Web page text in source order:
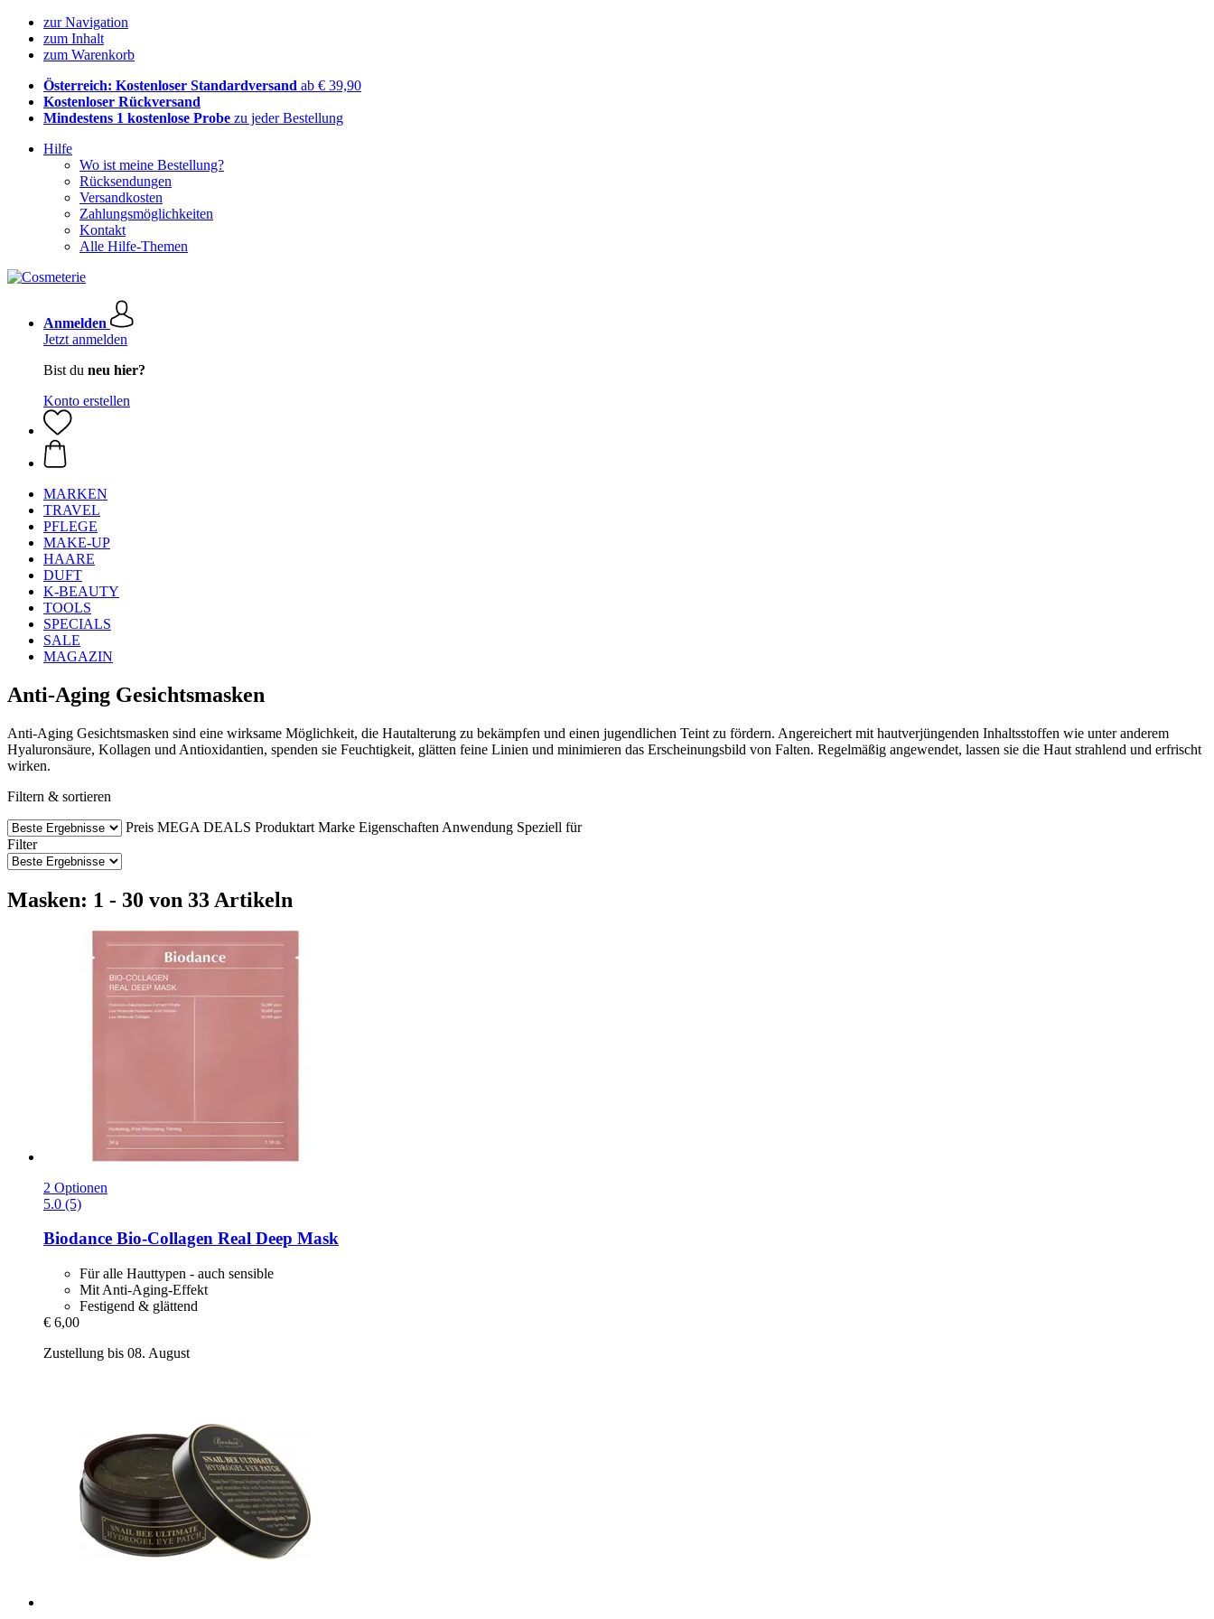
zur Navigation
zum Inhalt
zum Warenkorb
Österreich: Kostenloser Standardversand ab € 39,90
Kostenloser Rückversand
Mindestens 1 kostenlose Probe zu jeder Bestellung
Hilfe
Wo ist meine Bestellung?
Rücksendungen
Versandkosten
Zahlungsmöglichkeiten
Kontakt
Alle Hilfe-Themen
Anmelden
Jetzt anmelden
Bist du neu hier?
Konto erstellen
MARKEN
TRAVEL
PFLEGE
MAKE-UP
HAARE
DUFT
K-BEAUTY
TOOLS
SPECIALS
SALE
MAGAZIN
Anti-Aging Gesichtsmasken
Anti-Aging Gesichtsmasken sind eine wirksame Möglichkeit, die Hautalterung zu bekämpfen und einen jugendlichen Teint zu fördern. Angereichert mit hautverjüngenden Inhaltsstoffen wie unter anderem
Hyaluronsäure, Kollagen und Antioxidantien, spenden sie Feuchtigkeit, glätten feine Linien und minimieren das Erscheinungsbild von Falten. Regelmäßig angewendet, lassen sie die Haut strahlend und erfrischt
wirken.
Filtern & sortieren
Preis MEGA DEALS Produktart Marke Eigenschaften Anwendung Speziell für
Filter
Masken: 1 - 30 von 33 Artikeln
2 Optionen
5.0 (5)
Biodance Bio-​Collagen Real Deep Mask
Für alle Hauttypen - auch sensible
Mit Anti-Aging-Effekt
Festigend & glättend
€ 6,00
Zustellung bis 08. August